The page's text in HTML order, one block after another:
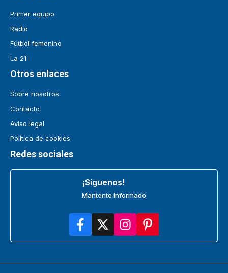
Primer equipo
Radio
Fútbol femenino
La 21
Otros enlaces
Sobre nosotros
Contacto
Aviso legal
Política de cookies
Redes sociales
¡Síguenos!
Mantente informado